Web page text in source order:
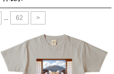
... 62 >